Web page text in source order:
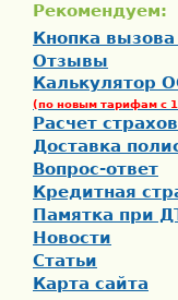
Рекомендуем:
Кнопка
Отзывы
Калькулятор
(по новым тарифам с
Расчет
Доставка
Вопрос-ответ
Кредитная
Памятка при
Новости
Статьи
Карта сайта